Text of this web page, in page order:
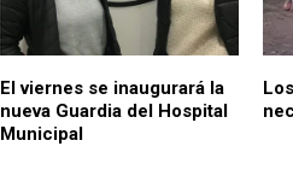
El viernes se inaugurará la
nueva Guardia del Hospital
Municipal